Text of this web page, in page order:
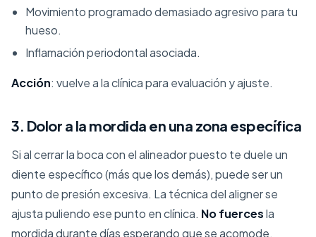
Movimiento programado demasiado agresivo para tu
hueso.
Inflamación periodontal asociada.
Acción: vuelve a la clínica para evaluación y ajuste.
3. Dolor a la mordida en una zona específica
Si al cerrar la boca con el alineador puesto te duele un
diente específico (más que los demás), puede ser un
punto de presión excesiva. La técnica del aligner se
ajusta puliendo ese punto en clínica. No fuercesla
mordida durante días esperando que se acomode.